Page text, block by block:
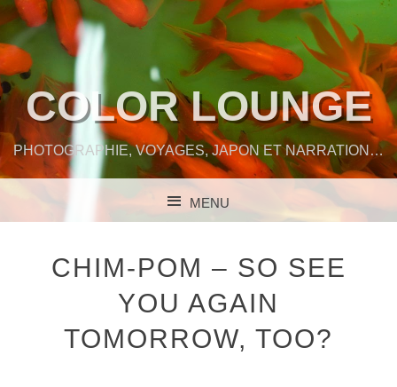
COLOR LOUNGE
PHOTOGRAPHIE, VOYAGES, JAPON ET NARRATION…
MENU
CHIM-POM – SO SEE
YOU AGAIN
TOMORROW, TOO?